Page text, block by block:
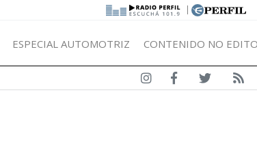
|
ESPECIAL AUTOMOTRIZ CONTENIDO NO